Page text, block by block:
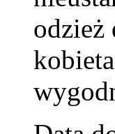
odzież